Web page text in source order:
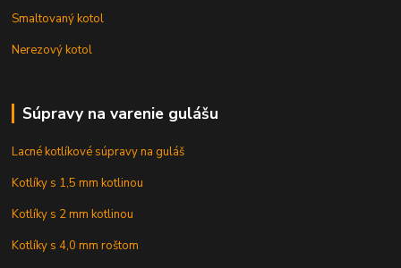
Smaltovaný kotol
Nerezový kotol
Súpravy na varenie gulášu
Lacné kotlíkové súpravy na guláš
Kotlíky s 1,5 mm kotlinou
Kotlíky s 2 mm kotlinou
Kotlíky s 4,0 mm roštom